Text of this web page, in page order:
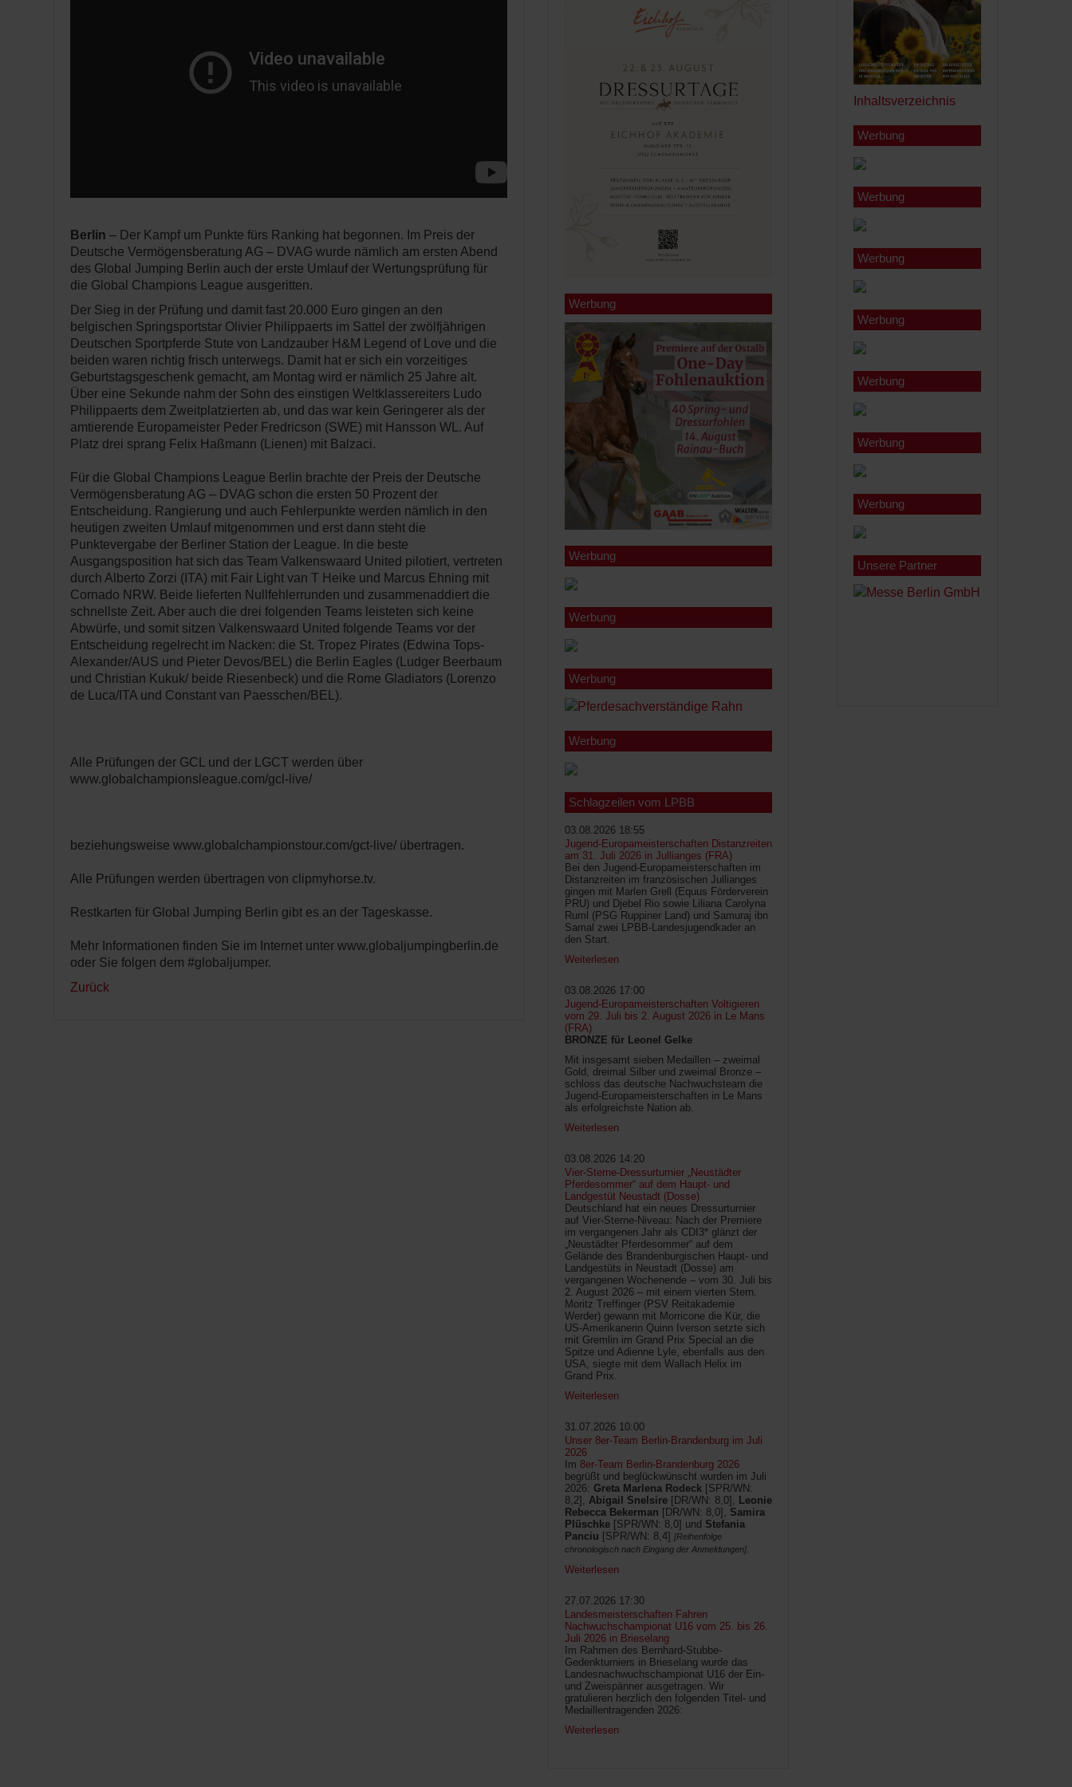
Berlin – Der Kampf um Punkte fürs Ranking hat begonnen. Im Preis der
Deutsche Vermögensberatung AG – DVAG wurde nämlich am ersten Abend
des Global Jumping Berlin auch der erste Umlauf der Wertungsprüfung für
die Global Champions League ausgeritten.
Der Sieg in der Prüfung und damit fast 20.000 Euro gingen an den
belgischen Springsportstar Olivier Philippaerts im Sattel der zwölfjährigen
Deutschen Sportpferde Stute von Landzauber H&M Legend of Love und die
beiden waren richtig frisch unterwegs. Damit hat er sich ein vorzeitiges
Geburtstagsgeschenk gemacht, am Montag wird er nämlich 25 Jahre alt.
Über eine Sekunde nahm der Sohn des einstigen Weltklassereiters Ludo
Philippaerts dem Zweitplatzierten ab, und das war kein Geringerer als der
amtierende Europameister Peder Fredricson (SWE) mit Hansson WL. Auf
Platz drei sprang Felix Haßmann (Lienen) mit Balzaci.
Für die Global Champions League Berlin brachte der Preis der Deutsche
Vermögensberatung AG – DVAG schon die ersten 50 Prozent der
Entscheidung. Rangierung und auch Fehlerpunkte werden nämlich in den
heutigen zweiten Umlauf mitgenommen und erst dann steht die
Punktevergabe der Berliner Station der League. In die beste
Ausgangsposition hat sich das Team Valkenswaard United pilotiert, vertreten
durch Alberto Zorzi (ITA) mit Fair Light van T Heike und Marcus Ehning mit
Cornado NRW. Beide lieferten Nullfehlerrunden und zusammenaddiert die
schnellste Zeit. Aber auch die drei folgenden Teams leisteten sich keine
Abwürfe, und somit sitzen Valkenswaard United folgende Teams vor der
Entscheidung regelrecht im Nacken: die St. Tropez Pirates (Edwina Tops-
Alexander/AUS und Pieter Devos/BEL) die Berlin Eagles (Ludger Beerbaum
und Christian Kukuk/ beide Riesenbeck) und die Rome Gladiators (Lorenzo
de Luca/ITA und Constant van Paesschen/BEL).
Alle Prüfungen der GCL und der LGCT werden über
www.globalchampionsleague.com/gcl-live/
beziehungsweise www.globalchampionstour.com/gct-live/ übertragen.
Alle Prüfungen werden übertragen von clipmyhorse.tv.
Restkarten für Global Jumping Berlin gibt es an der Tageskasse.
Mehr Informationen finden Sie im Internet unter www.globaljumpingberlin.de
oder Sie folgen dem #globaljumper.
Zurück
Werbung
Werbung
Werbung
Werbung
Werbung
Schlagzeilen vom LPBB
03.08.2026 18:55
Jugend-Europameisterschaften Distanzreiten
am 31. Juli 2026 in Jullianges (FRA)
Bei den Jugend-Europameisterschaften im
Distanzreiten im französischen Jullianges
gingen mit Marlen Grell (Equus Förderverein
PRU) und Djebel Rio sowie Liliana Carolyna
Ruml (PSG Ruppiner Land) und Samuraj ibn
Samal zwei LPBB-Landesjugendkader an
den Start.
Weiterlesen
03.08.2026 17:00
Jugend-Europameisterschaften Voltigieren
vom 29. Juli bis 2. August 2026 in Le Mans
(FRA)
BRONZE für Leonel Gelke
Mit insgesamt sieben Medaillen – zweimal
Gold, dreimal Silber und zweimal Bronze –
schloss das deutsche Nachwuchsteam die
Jugend-Europameisterschaften in Le Mans
als erfolgreichste Nation ab.
Weiterlesen
03.08.2026 14:20
Vier-Sterne-Dressurturnier „Neustädter
Pferdesommer“ auf dem Haupt- und
Landgestüt Neustadt (Dosse)
Deutschland hat ein neues Dressurturnier
auf Vier-Sterne-Niveau: Nach der Premiere
im vergangenen Jahr als CDI3* glänzt der
„Neustädter Pferdesommer“ auf dem
Gelände des Brandenburgischen Haupt- und
Landgestüts in Neustadt (Dosse) am
vergangenen Wochenende – vom 30. Juli bis
2. August 2026 – mit einem vierten Stern.
Moritz Treffinger (PSV Reitakademie
Werder) gewann mit Morricone die Kür, die
US-Amerikanerin Quinn Iverson setzte sich
mit Gremlin im Grand Prix Special an die
Spitze und Adienne Lyle, ebenfalls aus den
USA, siegte mit dem Wallach Helix im
Grand Prix.
Weiterlesen
31.07.2026 10:00
Unser 8er-Team Berlin-Brandenburg im Juli
2026
Im 8er-Team Berlin-Brandenburg 2026
begrüßt und beglückwünscht wurden im Juli
2026: Greta Marlena Rodeck [SPR/WN:
8,2], Abigail Snelsire [DR/WN: 8,0], Leonie
Rebecca Bekerman [DR/WN: 8,0], Samira
Plüschke [SPR/WN: 8,0] und Stefania
Panciu [SPR/WN: 8,4] [Reihenfolge
chronologisch nach Eingang der Anmeldungen].
Weiterlesen
27.07.2026 17:30
Landesmeisterschaften Fahren
Nachwuchschampionat U16 vom 25. bis 26.
Juli 2026 in Brieselang
Im Rahmen des Bernhard-Stubbe-
Gedenkturniers in Brieselang wurde das
Landesnachwuchschampionat U16 der Ein-
und Zweispänner ausgetragen. Wir
gratulieren herzlich den folgenden Titel- und
Medaillentragenden 2026:
Weiterlesen
Inhaltsverzeichnis
Werbung
Werbung
Werbung
Werbung
Werbung
Werbung
Werbung
Unsere Partner